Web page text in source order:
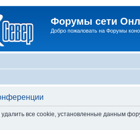
Форумы сети
Добро пожаловать на Форумы
удалить все cookie, установленные данным